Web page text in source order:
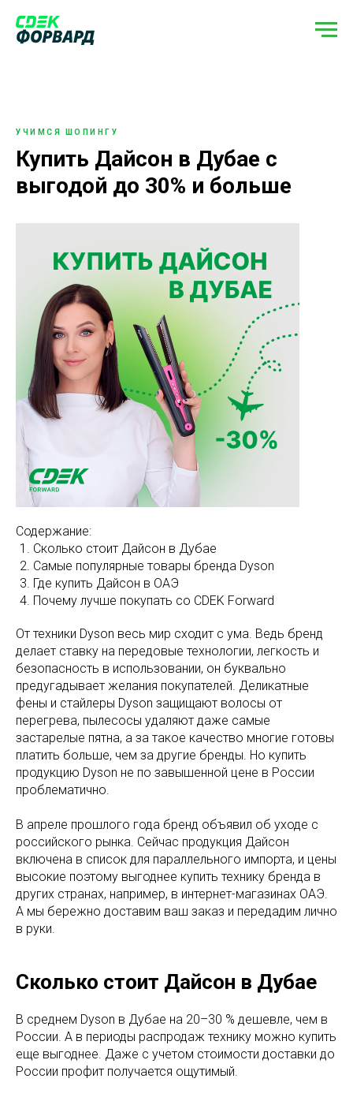
УЧИМСЯ ШОПИНГУ
Купить Дайсон в Дубае с
выгодой до 30% и больше
Содержание:
Сколько стоит Дайсон в Дубае
Самые популярные товары бренда Dyson
Где купить Дайсон в ОАЭ
Почему лучше покупать со CDEK Forward
От техники Dyson весь мир сходит с ума. Ведь бренд
делает ставку на передовые технологии, легкость и
безопасность в использовании, он буквально
предугадывает желания покупателей. Деликатные
фены и стайлеры Dyson защищают волосы от
перегрева, пылесосы удаляют даже самые
застарелые пятна, а за такое качество многие готовы
платить больше, чем за другие бренды. Но купить
продукцию Dyson не по завышенной цене в России
проблематично.
В апреле прошлого года бренд объявил об уходе с
российского рынка. Сейчас продукция Дайсон
включена в список для параллельного импорта, и цены
высокие поэтому выгоднее купить технику бренда в
других странах, например, в интернет-магазинах ОАЭ.
А мы бережно доставим ваш заказ и передадим лично
в руки.
Сколько стоит Дайсон в Дубае
В среднем Dyson в Дубае на 20–30 % дешевле, чем в
России. А в периоды распродаж технику можно купить
еще выгоднее. Даже с учетом стоимости доставки до
России профит получается ощутимый.